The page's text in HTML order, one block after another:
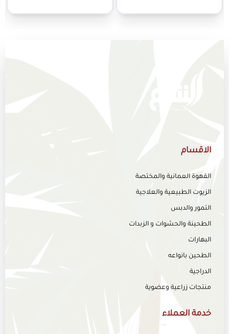
الاقسام
القهوة العمانية والمختصة
الزيوت الطبيعية والعلاجية
التمور والدبس
الطحينة والحشوات و الزبدات
البهارات
الطحين بانواعه
الدراجية
منتجات زراعية وعضوية
خدمة العملاء